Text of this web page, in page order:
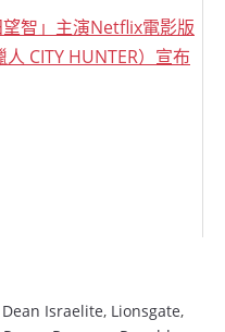
Dean Israelite, Lionsgate,